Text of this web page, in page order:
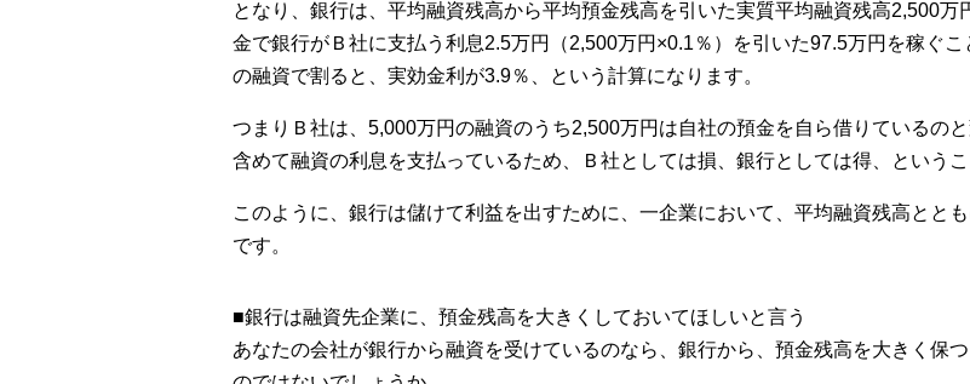
となり、銀行は、平均融資残高から平均預金残高を引いた実質平均融資残高2,500
金で銀行がＢ社に支払う利息2.5万円（2,500万円×0.1％）を引いた97.5万円を稼ぐ
の融資で割ると、実効金利が3.9％、という計算になります。
つまりＢ社は、5,000万円の融資のうち2,500万円は自社の預金を自ら借りているの
含めて融資の利息を支払っているため、Ｂ社としては損、銀行としては得、というこ
このように、銀行は儲けて利益を出すために、一企業において、平均融資残高とと
です。
■銀行は融資先企業に、預金残高を大きくしておいてほしいと言う
あなたの会社が銀行から融資を受けているのなら、銀行から、預金残高を大きく保